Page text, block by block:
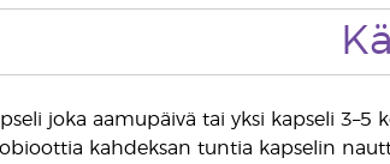
joka aamupäivä tai yksi kapseli 3–5
kahdeksan tuntia kapselin